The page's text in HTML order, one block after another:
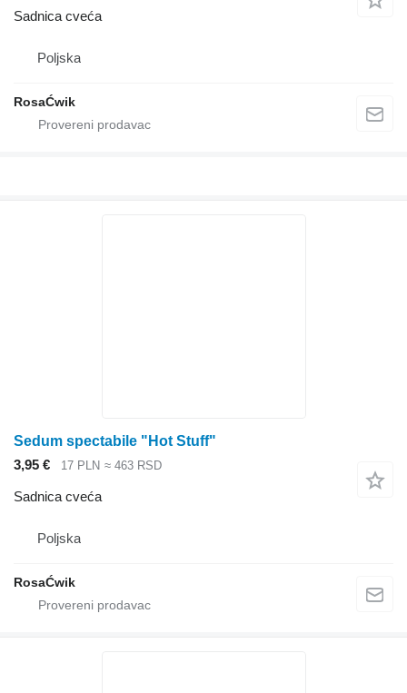
Sadnica cveća
Poljska
RosaĆwik
Sedum spectabile "Hot Stuff"
3,95 €
17 PLN ≈ 463 RSD
Sadnica cveća
Poljska
RosaĆwik